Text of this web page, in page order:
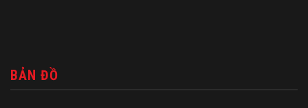
BẢN ĐỒ